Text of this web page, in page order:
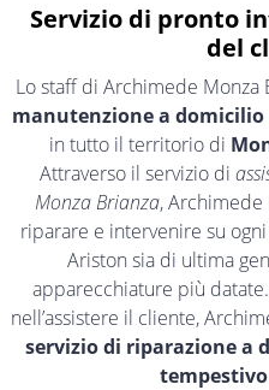
Servizio di pronto
del
Lo staff di Archimede Monza
manutenzione a
in tutto il territorio di
Attraverso il servizio di
Monza Brianza, Archimede
riparare e intervenire su
Ariston sia di ultima
apparecchiature più
nell’assistere il cliente,
servizio di riparazione a